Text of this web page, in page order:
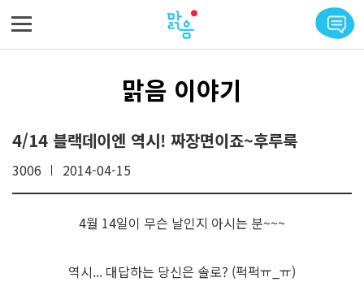
맑음 이야기
4/14 블랙데이엔 역시! 짜장면이죠~후루룩
3006 2014-04-15
4월 14일이 무슨 날인지 아시는 분~~~
역시... 대답하는 당신은 솔로? (퍽퍽ㅠ_ㅠ)